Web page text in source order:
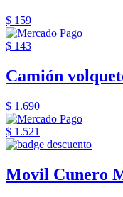
$ 159
$ 143
Camión
$ 1.690
$ 1.521
Movil Cunero